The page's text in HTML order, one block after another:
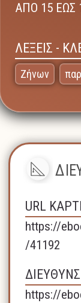
ΑΠΟ 15 ΕΩΣ
ΛΕΞΕΙΣ -
Ζήνων
URL
https://
/41192
https://